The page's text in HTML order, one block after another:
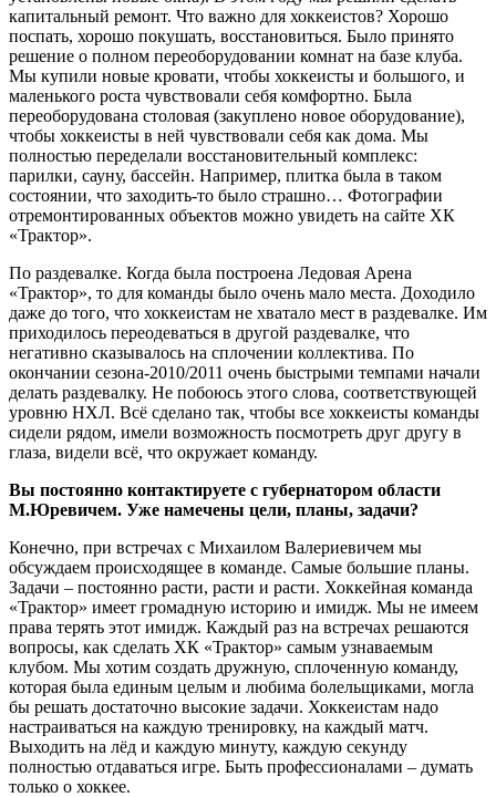
капитальный ремонт. Что важно для хоккеистов? Хорошо
поспать, хорошо покушать, восстановиться. Было принято
решение о полном переоборудовании комнат на базе клуба.
Мы купили новые кровати, чтобы хоккеисты и большого, и
маленького роста чувствовали себя комфортно. Была
переоборудована столовая (закуплено новое оборудование),
чтобы хоккеисты в ней чувствовали себя как дома. Мы
полностью переделали восстановительный комплекс:
парилки, сауну, бассейн. Например, плитка была в таком
состоянии, что заходить-то было страшно… Фотографии
отремонтированных объектов можно увидеть на сайте ХК
«Трактор».
По раздевалке. Когда была построена Ледовая Арена
«Трактор», то для команды было очень мало места. Доходило
даже до того, что хоккеистам не хватало мест в раздевалке. Им
приходилось переодеваться в другой раздевалке, что
негативно сказывалось на сплочении коллектива. По
окончании сезона-2010/2011 очень быстрыми темпами начали
делать раздевалку. Не побоюсь этого слова, соответствующей
уровню НХЛ. Всё сделано так, чтобы все хоккеисты команды
сидели рядом, имели возможность посмотреть друг другу в
глаза, видели всё, что окружает команду.
Вы постоянно контактируете с губернатором области
М.Юревичем. Уже намечены цели, планы, задачи?
Конечно, при встречах с Михаилом Валериевичем мы
обсуждаем происходящее в команде. Самые большие планы.
Задачи – постоянно расти, расти и расти. Хоккейная команда
«Трактор» имеет громадную историю и имидж. Мы не имеем
права терять этот имидж. Каждый раз на встречах решаются
вопросы, как сделать ХК «Трактор» самым узнаваемым
клубом. Мы хотим создать дружную, сплоченную команду,
которая была единым целым и любима болельщиками, могла
бы решать достаточно высокие задачи. Хоккеистам надо
настраиваться на каждую тренировку, на каждый матч.
Выходить на лёд и каждую минуту, каждую секунду
полностью отдаваться игре. Быть профессионалами – думать
только о хоккее.